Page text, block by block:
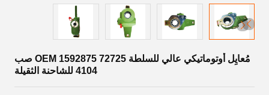
مُعايِل أوتوماتيكي عالي للسلطة 72725 OEM 1592875 صب
4104 للشاحنة الثقيلة